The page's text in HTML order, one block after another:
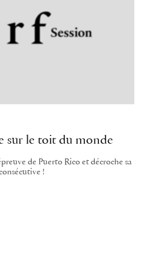
sur le toit du monde
de Puerto Rico et décroche sa
!